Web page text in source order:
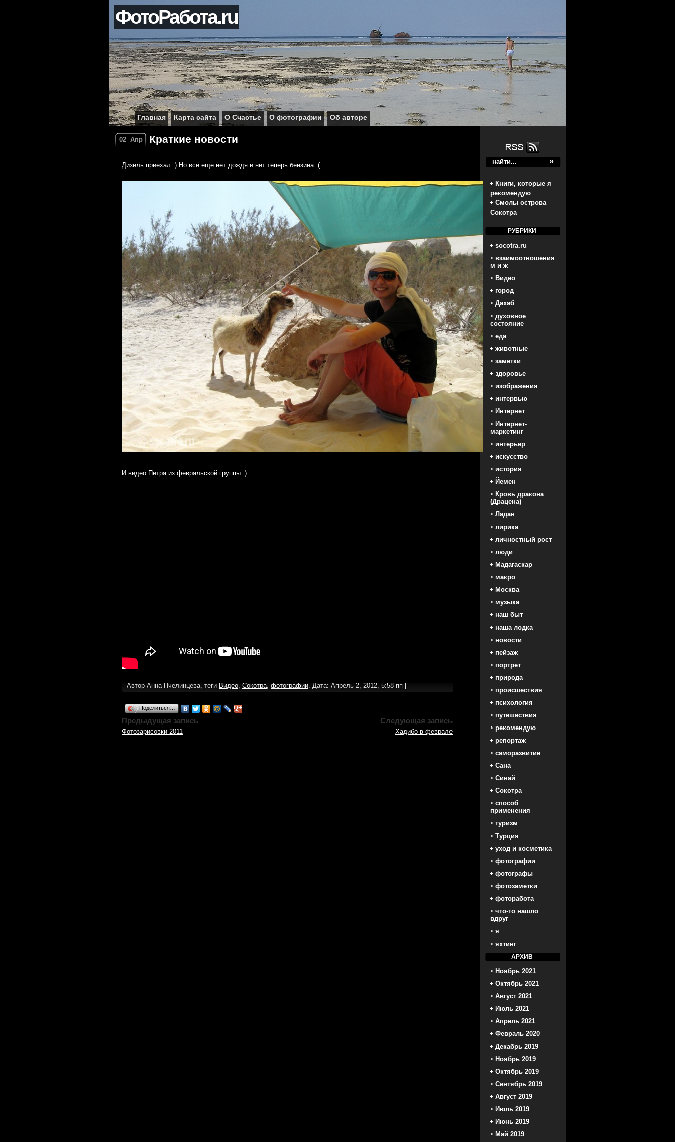
ФотоРабота.ru
Главная Карта сайта О Счастье О фотографии Об авторе
Книги, которые я
рекомендую
Смолы острова
Сокотра
РУБРИКИ
socotra.ru
взаимоотношения
м и ж
Видео
город
Дахаб
духовное
состояние
еда
животные
заметки
здоровье
изображения
интервью
Интернет
Интернет-
маркетинг
интерьер
искусство
история
Йемен
Кровь дракона
(Драцена)
Ладан
лирика
личностный рост
люди
Мадагаскар
макро
Москва
музыка
наш быт
наша лодка
новости
пейзаж
портрет
природа
происшествия
психология
путешествия
рекомендую
репортаж
саморазвитие
Сана
Синай
Сокотра
способ
применения
туризм
Турция
уход и косметика
фотографии
фотографы
фотозаметки
фоторабота
что-то нашло
вдруг
я
яхтинг
АРХИВ
Ноябрь 2021
Октябрь 2021
Август 2021
Июль 2021
Апрель 2021
Февраль 2020
Декабрь 2019
Ноябрь 2019
Октябрь 2019
Сентябрь 2019
Август 2019
Июль 2019
Июнь 2019
Май 2019
02 Апр Краткие новости
Дизель приехал :) Но всё еще нет дождя и нет теперь бензина :(
И видео Петра из февральской группы :)
Автор Анна Пчелинцева, теги Видео Сокотра фотографии . Дата: Апрель 2, 2012, 5:58 пп |
Поделиться…
Предыдущая запись
Фотозарисовки 2011
Следующая запись
Хадибо в феврале